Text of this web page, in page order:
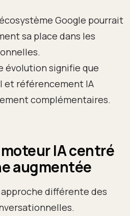
Google pourrait
sa place dans les
évolution signifie que
et référencement IA
complémentaires.
IA centré
augmentée
différente des